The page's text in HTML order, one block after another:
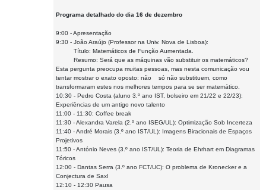
Programa detalhado do dia 16 de dezembro
9:00 - Apresentação
9:30 - João Araújo (Professor na Univ. Nova de Lisboa):
Título: Matemáticos de Função Aumentada.
Resumo: Será que as máquinas vão substituir os matemáticos?
Esta pergunta preocupa muitas pessoas, mas nesta comunicação vou
tentar mostrar o exato oposto: não só não substituem, como
transformaram estes nos melhores tempos para se ser matemático.
10:30 - Pedro Costa (aluno 3.º ano IST, bolseiro em 21/22 e 22/23):
Experiências de um antigo novo talento
11:00 - 11:30: Coffee break
11:30 - Alexandra Varela (2.º ano ISEG/UL): Optimização Sob Incerteza
11:40 - André Morais (3.º ano IST/UL): Imagens Biracionais de Espaços
Projetivos
11:50 - António Neves (3.º ano IST/UL): Teoria de Ehrhart em Diagramas
Tóricos
12:00 - Dantas Serra (3.º ano FCT/UC): O problema de Kronecker e a
Conjectura de Saxl
12:10 - 12:30 Pausa